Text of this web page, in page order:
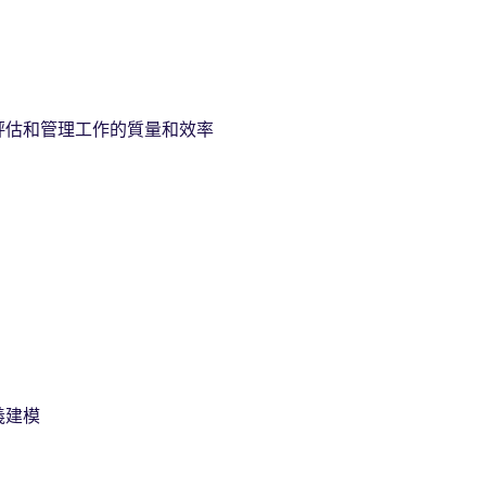
和管理工作的質量和效率
建模